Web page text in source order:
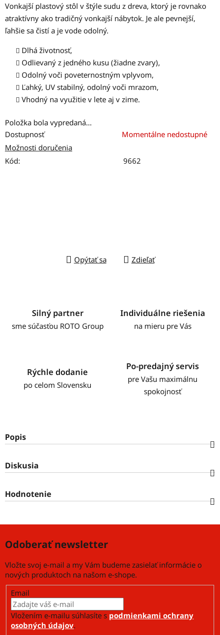
Vonkajší plastový stôl v štýle sudu z dreva, ktorý je rovnako
atraktívny ako tradičný vonkajší nábytok. Je ale pevnejší,
ľahšie sa čistí a je vode odolný.
Dlhá životnosť,
Odlievaný z jedného kusu (žiadne zvary),
Odolný voči poveternostným vplyvom,
Ľahký, UV stabilný, odolný voči mrazom,
Vhodný na využitie v lete aj v zime.
Položka bola vypredaná…
Dostupnosť
Momentálne nedostupné
Možnosti doručenia
Kód:
9662
Opýtať sa Zdieľať
Silný partner
sme súčasťou ROTO Group
Individuálne riešenia
na mieru pre Vás
Rýchle dodanie
po celom Slovensku
Po-predajný servis
pre Vašu maximálnu
spokojnosť
Popis
Diskusia
Hodnotenie
Odoberať newsletter
Vložte svoj e-mail a my Vám budeme zasielať informácie o
nových produktoch na našom e-shope.
Email
Vložením e-mailu súhlasíte s podmienkami ochrany
osobných údajov.